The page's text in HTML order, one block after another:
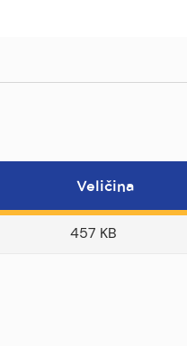
Veličina
457 KB